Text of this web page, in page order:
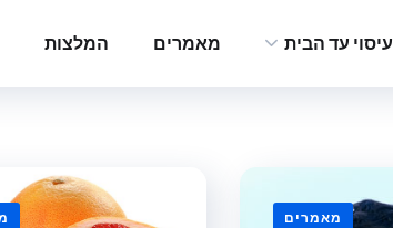
עיסוי עד הבית מאמרים המלצות
מאמרים